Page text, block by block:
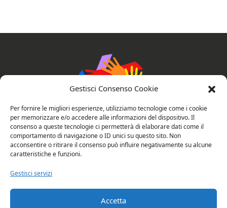
Gestisci Consenso Cookie
Per fornire le migliori esperienze, utilizziamo tecnologie come i cookie
per memorizzare e/o accedere alle informazioni del dispositivo. Il
consenso a queste tecnologie ci permetterà di elaborare dati come il
comportamento di navigazione o ID unici su questo sito. Non
acconsentire o ritirare il consenso può influire negativamente su alcune
caratteristiche e funzioni.
Gestisci servizi
Accetta
AssociAzioni Connesse
Valutazione del sito